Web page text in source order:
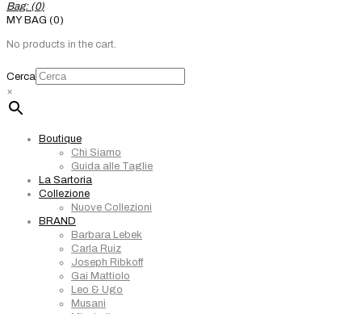
Bag: (0)
MY BAG (0)
No products in the cart.
Cerca
×
Boutique
Chi Siamo
Guida alle Taglie
La Sartoria
Collezione
Nuove Collezioni
BRAND
Barbara Lebek
Carla Ruiz
Joseph Ribkoff
Gai Mattiolo
Leo & Ugo
Musani